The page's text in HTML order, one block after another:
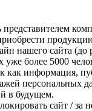
представителем
нашего сайта (до
более 5000
как информация,
персональных
в будущем.
сайт /